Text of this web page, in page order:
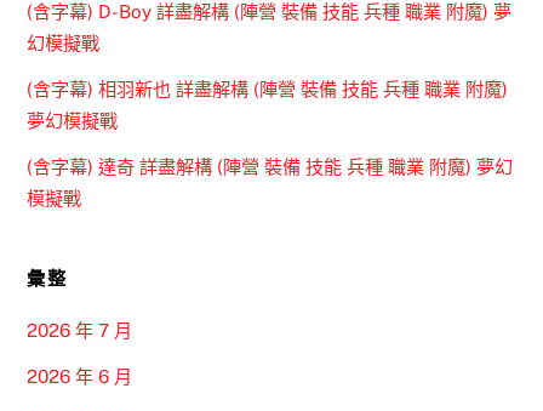
(含字幕) D-Boy 詳盡解構 (陣營 裝備 技能 兵種 職業 附魔) 夢
幻模擬戰
(含字幕) 相羽新也 詳盡解構 (陣營 裝備 技能 兵種 職業 附魔)
夢幻模擬戰
(含字幕) 達奇 詳盡解構 (陣營 裝備 技能 兵種 職業 附魔) 夢幻
模擬戰
彙整
2026 年 7 月
2026 年 6 月